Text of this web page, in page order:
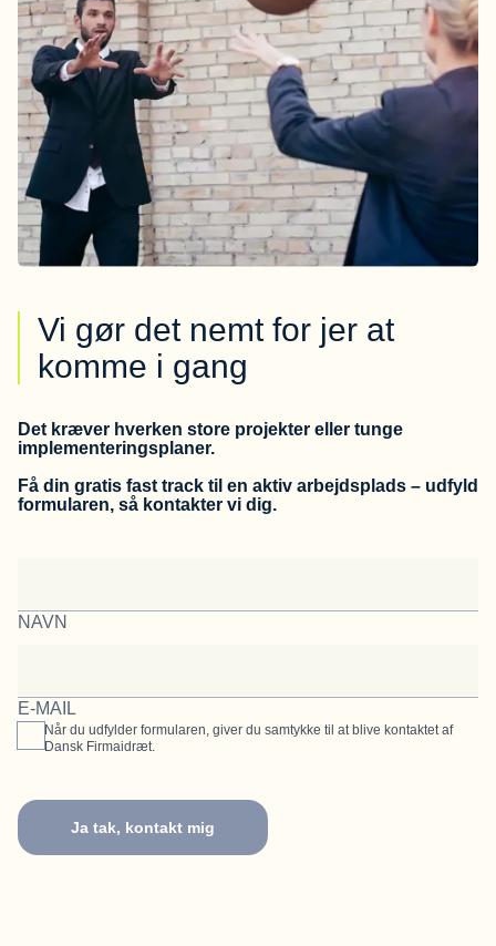
Vi gør det nemt for jer at
komme i gang
Det kræver hverken store projekter eller tunge
implementeringsplaner.
Få din gratis fast track til en aktiv arbejdsplads – udfyld
formularen, så kontakter vi dig.
NAVN
E-MAIL
Når du udfylder formularen, giver du samtykke til at blive kontaktet af
Dansk Firmaidræt.
Ja tak, kontakt mig